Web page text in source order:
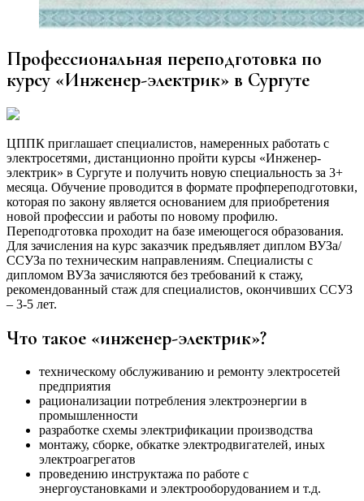
Профессиональная переподготовка по
курсу «Инженер-электрик» в Сургуте
ЦППК приглашает специалистов, намеренных работать с
электросетями, дистанционно пройти курсы «Инженер-
электрик» в Сургуте и получить новую специальность за 3+
месяца. Обучение проводится в формате профпереподготовки,
которая по закону является основанием для приобретения
новой профессии и работы по новому профилю.
Переподготовка проходит на базе имеющегося образования.
Для зачисления на курс заказчик предъявляет диплом ВУЗа/
ССУЗа по техническим направлениям. Специалисты с
дипломом ВУЗа зачисляются без требований к стажу,
рекомендованный стаж для специалистов, окончивших ССУЗ
– 3-5 лет.
Что такое «инженер-электрик»?
техническому обслуживанию и ремонту электросетей
предприятия
рационализации потребления электроэнергии в
промышленности
разработке схемы электрификации производства
монтажу, сборке, обкатке электродвигателей, иных
электроагрегатов
проведению инструктажа по работе с
энергоустановками и электрооборудованием и т.д.